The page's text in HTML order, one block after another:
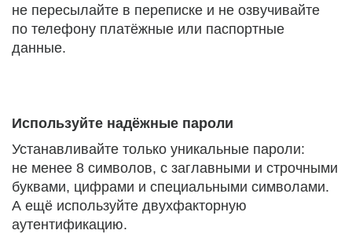
не пересылайте в переписке и не озвучивайте
по телефону платёжные или паспортные
данные.
Используйте надёжные пароли
Устанавливайте только уникальные пароли:
не менее 8 символов, с заглавными и строчными
буквами, цифрами и специальными символами.
А ещё используйте двухфакторную
аутентификацию.